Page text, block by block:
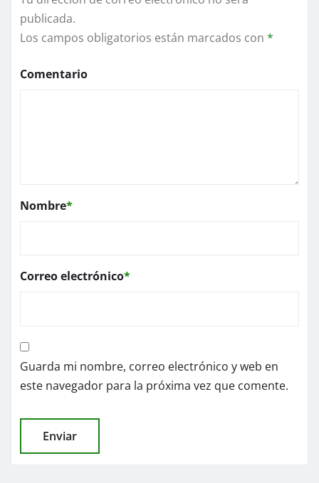
publicada.
Los campos obligatorios están marcados con *
Comentario
Nombre*
Correo electrónico*
Guarda mi nombre, correo electrónico y web en
este navegador para la próxima vez que comente.